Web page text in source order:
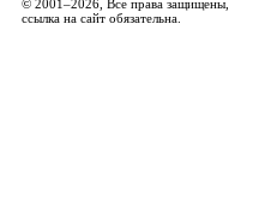
© 2001–2026, Все права защищены,
ссылка на сайт обязательна.